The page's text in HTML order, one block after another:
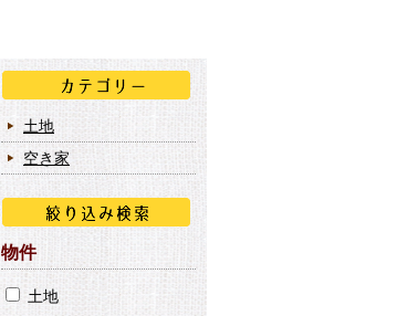
土地
空き家
物件
土地